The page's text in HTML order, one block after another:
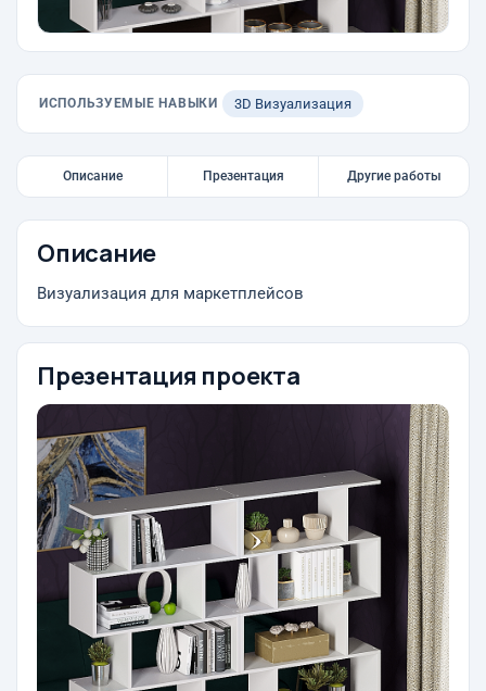
ИСПОЛЬЗУЕМЫЕ НАВЫКИ 3D Визуализация
Описание Презентация Другие работы
Описание
Визуализация для маркетплейсов
Презентация проекта